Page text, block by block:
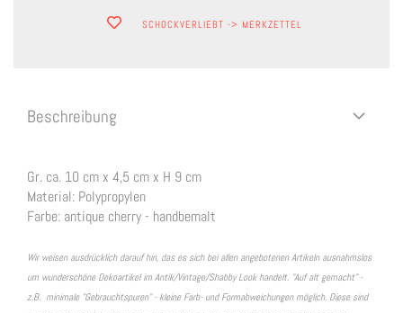
SCHOCKVERLIEBT -> MERKZETTEL
Beschreibung
Gr. ca. 10 cm x 4,5 cm x H 9 cm
Material: Polypropylen
Farbe: antique cherry - handbemalt
Wir weisen ausdrücklich darauf hin, das es sich bei allen angebotenen Artikeln ausnahmslos
um wunderschöne Dekoartikel im Antik/Vintage/Shabby Look handelt. "Auf alt gemacht" -
z.B. minimale "Gebrauchtspuren" - kleine Farb- und Formabweichungen möglich. Diese sind